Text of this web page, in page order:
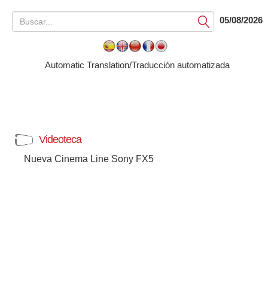
Submit05/08/2026
Automatic Translation/Traducción automatizada
Videoteca
Nueva Cinema Line Sony FX5